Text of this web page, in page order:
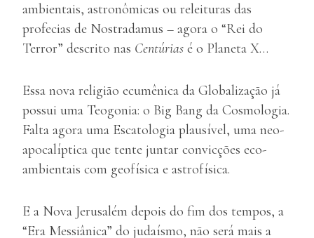
ambientais, astronômicas ou releituras das
profecias de Nostradamus – agora o “Rei do
Terror” descrito nas Centúrias é o Planeta X…
Essa nova religião ecumênica da Globalização já
possui uma Teogonia: o Big Bang da Cosmologia.
Falta agora uma Escatologia plausível, uma neo-
apocalíptica que tente juntar convicções eco-
ambientais com geofísica e astrofísica.
E a Nova Jerusalém depois do fim dos tempos, a
“Era Messiânica” do judaísmo, não será mais a